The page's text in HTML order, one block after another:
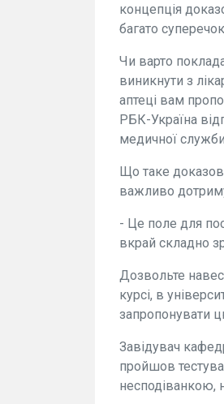
концепція
багато
Чи варто
виникнути з
аптеці вам
РБК-Україна
медичної
Що таке
важливо
- Це поле для
вкрай складно
Дозвольте
курсі, в
запропонувати
Завідувач
пройшов
несподіванкою,